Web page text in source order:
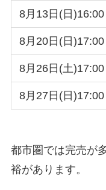
8月13日(日)16:00
8月20日(日)17:00
8月26日(土)17:00
8月27日(日)17:00
都市圏では完売が
裕があります。